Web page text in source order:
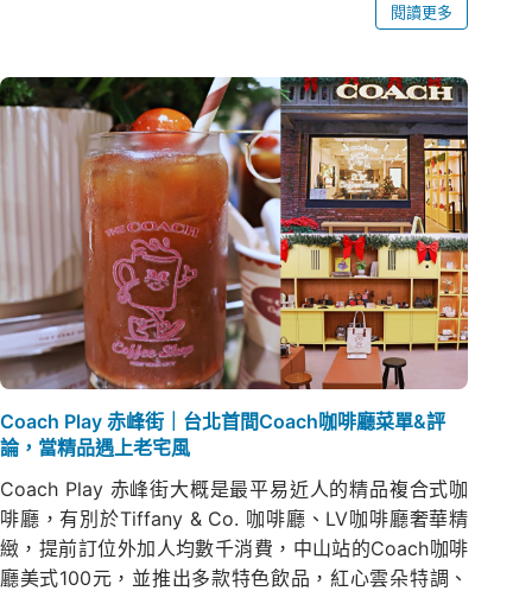
閱讀更多
Coach Play 赤峰街｜台北首間Coach咖啡廳菜單&評
論，當精品遇上老宅風
Coach Play 赤峰街大概是最平易近人的精品複合式咖
啡廳，有別於Tiffany & Co. 咖啡廳、LV咖啡廳奢華精
緻，提前訂位外加人均數千消費，中山站的Coach咖啡
廳美式100元，並推出多款特色飲品，紅心雲朵特調、